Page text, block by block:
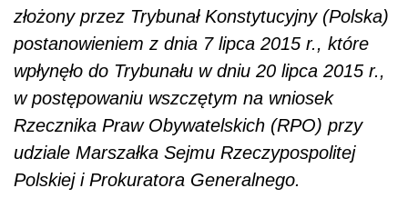
złożony przez Trybunał Konstytucyjny (Polska)
postanowieniem z dnia 7 lipca 2015 r., które
wpłynęło do Trybunału w dniu 20 lipca 2015 r.,
w postępowaniu wszczętym na wniosek
Rzecznika Praw Obywatelskich (RPO) przy
udziale Marszałka Sejmu Rzeczypospolitej
Polskiej i Prokuratora Generalnego.